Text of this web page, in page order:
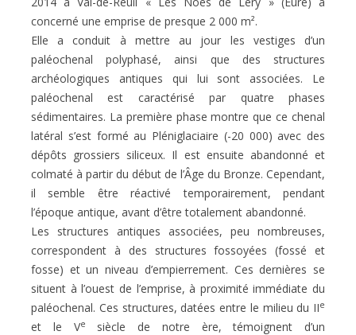
concerné une emprise de presque 2 000 m².
Elle a conduit à mettre au jour les vestiges d’un
paléochenal polyphasé, ainsi que des structures
archéologiques antiques qui lui sont associées. Le
paléochenal est caractérisé par quatre phases
sédimentaires. La première phase montre que ce chenal
latéral s’est formé au Pléniglaciaire (-20 000) avec des
dépôts grossiers siliceux. Il est ensuite abandonné et
colmaté à partir du début de l’Âge du Bronze. Cependant,
il semble être réactivé temporairement, pendant
l’époque antique, avant d’être totalement abandonné.
Les structures antiques associées, peu nombreuses,
correspondent à des structures fossoyées (fossé et
fosse) et un niveau d’empierrement. Ces dernières se
situent à l’ouest de l’emprise, à proximité immédiate du
paléochenal. Ces structures, datées entre le milieu du IIe
et le Ve
siècle de notre ère, témoignent d’un